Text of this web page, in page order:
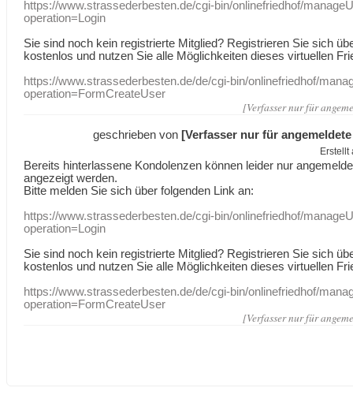
https://www.strassederbesten.de/cgi-bin/onlinefriedhof/
operation=Login
Sie sind noch kein registrierte Mitglied? Registrieren Sie sich
kostenlos und nutzen Sie alle Möglichkeiten dieses virtuellen
https://www.strassederbesten.de/de/cgi-bin/onlinefriedhof/
operation=FormCreateUser
[Verfasser nur für
geschrieben von [Verfasser nur für
Erstellt
Bereits hinterlassene Kondolenzen können leider nur
angezeigt werden.
Bitte melden Sie sich über folgenden Link an:
https://www.strassederbesten.de/cgi-bin/onlinefriedhof/
operation=Login
Sie sind noch kein registrierte Mitglied? Registrieren Sie sich
kostenlos und nutzen Sie alle Möglichkeiten dieses virtuellen
https://www.strassederbesten.de/de/cgi-bin/onlinefriedhof/
operation=FormCreateUser
[Verfasser nur für